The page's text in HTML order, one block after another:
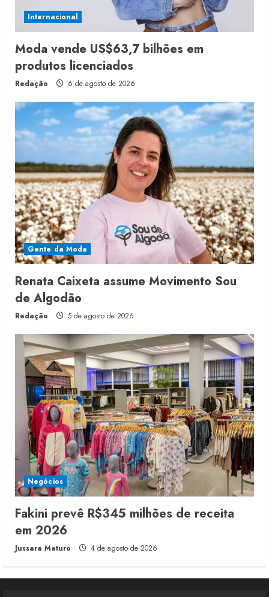
Internacional
Moda vende US$63,7 bilhões em
produtos licenciados
Redação 6 de agosto de 2026
Gente da Moda
Renata Caixeta assume Movimento Sou
de Algodão
Redação 5 de agosto de 2026
Negócios
Fakini prevê R$345 milhões de receita
em 2026
Jussara Maturo 4 de agosto de 2026